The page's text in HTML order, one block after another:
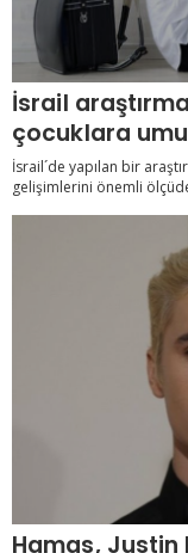
İsrail
çocuklara
İsrail´de yapılan bir
gelişimlerini önemli
Hamas, Justin